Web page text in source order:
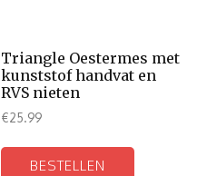
Triangle Oestermes met
kunststof handvat en
RVS nieten
€25.99
BESTELLEN